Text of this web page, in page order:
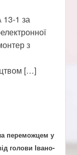
13-1 за
з
[…]
переможцем у
голови Івано-